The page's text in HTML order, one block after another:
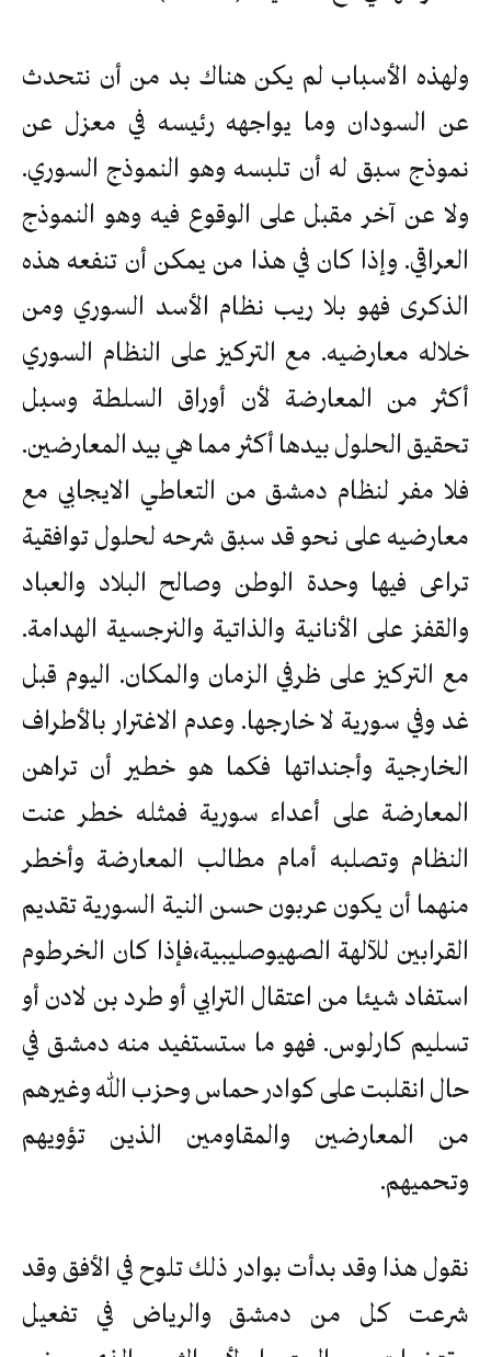
ولهذه الأسباب لم يكن هناك بد من أن نتحدث
عن السودان وما يواجهه رئيسه في معزل عن
نموذج سبق له أن تلبسه وهو النموذج السوري.
ولا عن آخر مقبل على الوقوع فيه وهو النموذج
العراقي. وإذا كان في هذا من يمكن أن تنفعه هذه
الذكرى فهو بلا ريب نظام الأسد السوري ومن
خلاله معارضيه. مع التركيز على النظام السوري
أكثر من المعارضة لأن أوراق السلطة وسبل
تحقيق الحلول بيدها أكثر مما هي بيد المعارضين.
فلا مفر لنظام دمشق من التعاطي الايجابي مع
معارضيه على نحو قد سبق شرحه لحلول توافقية
تراعى فيها وحدة الوطن وصالح البلاد والعباد
والقفز على الأنانية والذاتية والنرجسية الهدامة.
مع التركيز على ظرفي الزمان والمكان. اليوم قبل
غد وفي سورية لا خارجها. وعدم الاغترار بالأطراف
الخارجية وأجنداتها فكما هو خطير أن تراهن
المعارضة على أعداء سورية فمثله خطر عنت
النظام وتصلبه أمام مطالب المعارضة وأخطر
منهما أن يكون عربون حسن النية السورية تقديم
القرابين للآلهة الصهيوصليبية،فإذا كان الخرطوم
استفاد شيئا من اعتقال الترابي أو طرد بن لادن أو
تسليم كارلوس. فهو ما ستستفيد منه دمشق في
حال انقلبت على كوادر حماس وحزب الله وغيرهم
من المعارضين والمقاومين الذين تؤويهم
وتحميهم.
نقول هذا وقد بدأت بوادر ذلك تلوح في الأفق وقد
شرعت كل من دمشق والرياض في تفعيل